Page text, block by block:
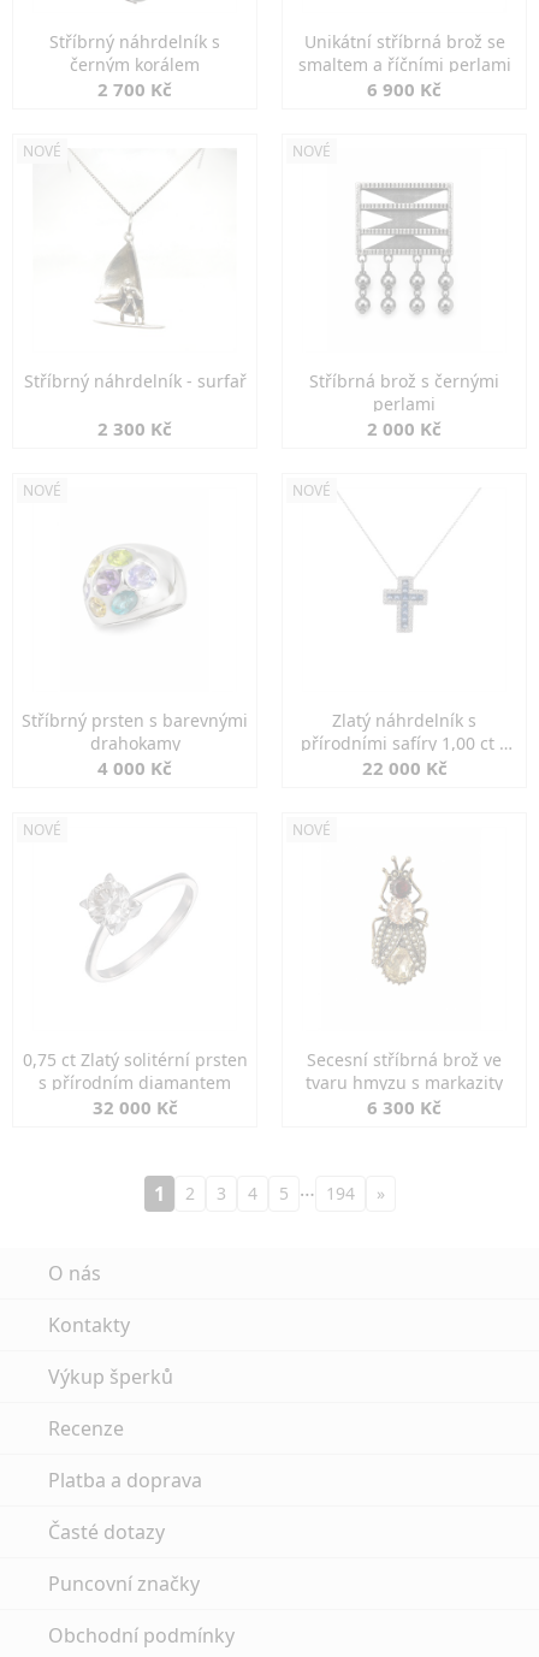
Stříbrný náhrdelník s
černým korálem
2 700 Kč
Unikátní stříbrná brož se
smaltem a říčními perlami
6 900 Kč
NOVÉ
Stříbrný náhrdelník - surfař
2 300 Kč
NOVÉ
Stříbrná brož s černými
perlami
2 000 Kč
NOVÉ
Stříbrný prsten s barevnými
drahokamy
4 000 Kč
NOVÉ
Zlatý náhrdelník s
přírodními safíry 1,00 ct a
diamanty
22 000 Kč
NOVÉ
0,75 ct Zlatý solitérní prsten
s přírodním diamantem
32 000 Kč
NOVÉ
Secesní stříbrná brož ve
tvaru hmyzu s markazity
6 300 Kč
1 2 3 4 5 … 194 »
O nás
Kontakty
Výkup šperků
Recenze
Platba a doprava
Časté dotazy
Puncovní značky
Obchodní podmínky